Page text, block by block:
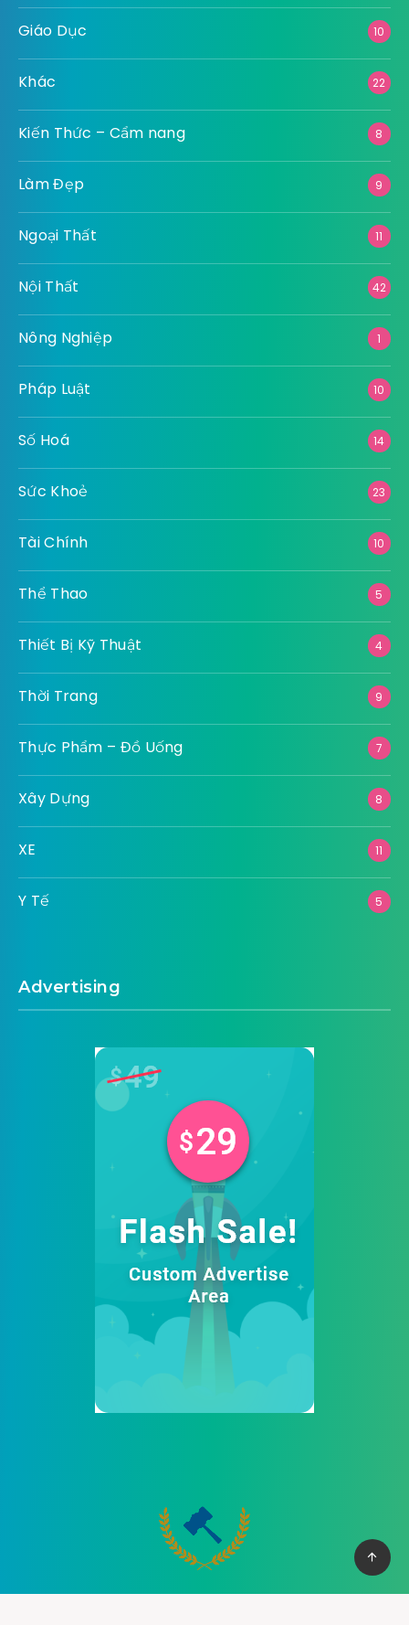
Giáo Dục 10
Khác 22
Kiến Thức – Cẩm nang 8
Làm Đẹp 9
Ngoại Thất 11
Nội Thất 42
Nông Nghiệp 1
Pháp Luật 10
Số Hoá 14
Sức Khoẻ 23
Tài Chính 10
Thể Thao 5
Thiết Bị Kỹ Thuật 4
Thời Trang 9
Thực Phẩm – Đồ Uống 7
Xây Dựng 8
XE 11
Y Tế 5
Advertising